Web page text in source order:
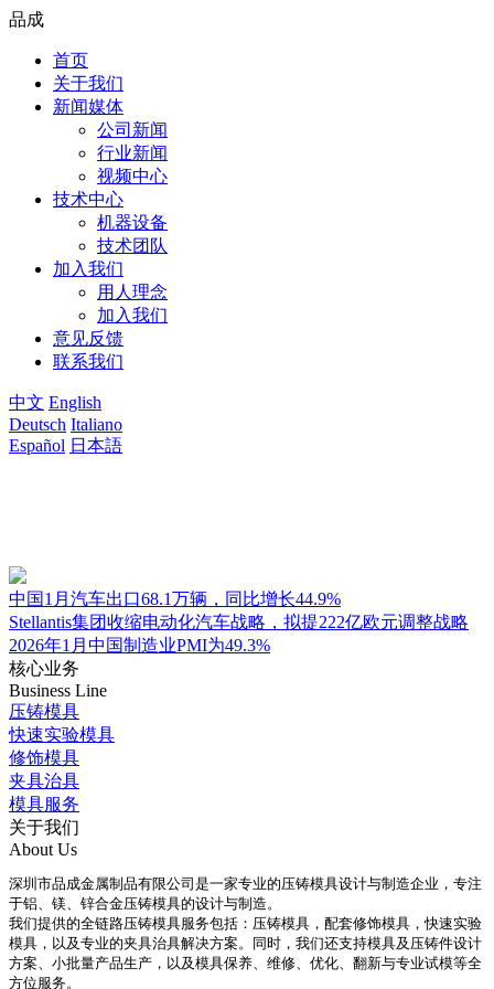
品成
首页
关于我们
新闻媒体
公司新闻
行业新闻
视频中心
技术中心
机器设备
技术团队
加入我们
用人理念
加入我们
意见反馈
联系我们
中文 English
Deutsch Italiano
Español 日本語
中国1月汽车出口68.1万辆，同比增长44.9%
Stellantis集团收缩电动化汽车战略，拟提222亿欧元调整战略
2026年1月中国制造业PMI为49.3%
核心业务
Business Line
压铸模具
快速实验模具
修饰模具
夹具治具
模具服务
关于我们
About Us
深圳市品成金属制品有限公司是一家专业的压铸模具设计与制造企业，专注
于铝、镁、锌合金压铸模具的设计与制造。
我们提供的全链路压铸模具服务包括：压铸模具，配套修饰模具，快速实验
模具，以及专业的夹具治具解决方案。同时，我们还支持模具及压铸件设计
方案、小批量产品生产，以及模具保养、维修、优化、翻新与专业试模等全
方位服务。